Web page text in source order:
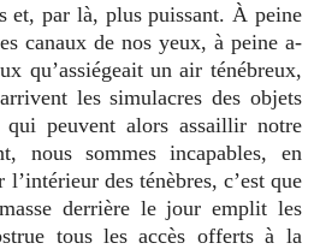
et, par là, plus puissant. À peine
canaux de nos yeux, à peine a-
qu’assiégeait un air ténébreux,
les simulacres des objets
peuvent alors assaillir notre
nous sommes incapables, en
des ténèbres, c’est que
derrière le jour emplit les
tous les accès offerts à la